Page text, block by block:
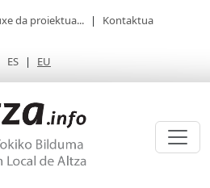
da proiektua... | Kontaktua
ES | EU